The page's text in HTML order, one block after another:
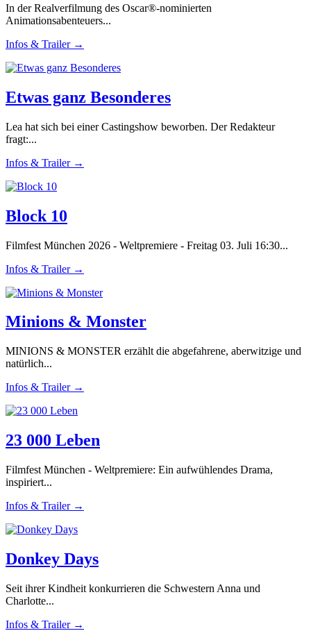
In der Realverfilmung des Oscar®-nominierten
Animationsabenteuers...
Infos & Trailer →
Etwas ganz Besonderes
Lea hat sich bei einer Castingshow beworben. Der Redakteur
fragt:...
Infos & Trailer →
Block 10
Filmfest München 2026 - Weltpremiere - Freitag 03. Juli 16:30...
Infos & Trailer →
Minions & Monster
MINIONS & MONSTER erzählt die abgefahrene, aberwitzige und
natürlich...
Infos & Trailer →
23 000 Leben
Filmfest München - Weltpremiere: Ein aufwühlendes Drama,
inspiriert...
Infos & Trailer →
Donkey Days
Seit ihrer Kindheit konkurrieren die Schwestern Anna und
Charlotte...
Infos & Trailer →